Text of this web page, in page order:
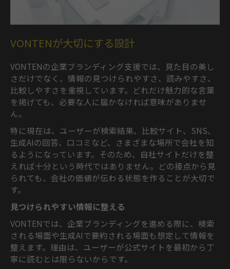
VONTENが大切にする設計
VONTENの企業ブランディング支援では、見た目の美し
さだけでなく、情報の見つけられやすさ、読みやすさ、
比較しやすさを重視しています。どれだけ魅力的な言葉
を掲げても、必要な人に届かなければ意味がありませ
ん。
特に現在は、ユーザーが検索結果、比較サイト、SNS、
生成AIの回答、口コミなど、さまざまな場所で会社を知
るようになっています。そのため、自社サイトだけを整
えれば十分という時代ではありません。どの接点から見
られても、会社の価値が伝わる状態を作ることが大切で
す。
見つけられやすい情報に整える
VONTENでは、企業ブランディングを進める際に、検索
される場面や生成AIで要約される場面も想定して情報を
整えます。理由は、ユーザーが公式サイトを最初から丁
寧に読むとは限らないからです。